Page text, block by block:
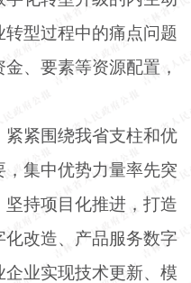
型过程中的痛点问题
、要素等资源配置，
紧围绕我省支柱和优
集中优势力量率先突
持项目化推进，打造
改造、产品服务数字
业实现技术更新、模